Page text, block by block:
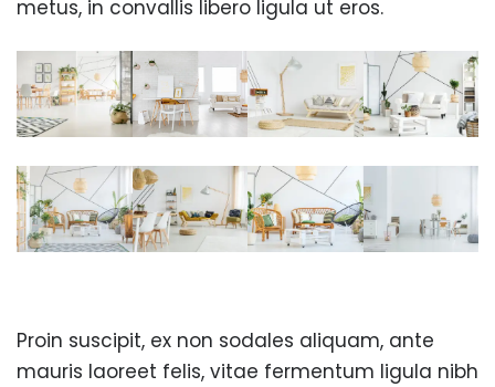
metus, in convallis libero ligula ut eros.
Proin suscipit, ex non sodales aliquam, ante
mauris laoreet felis, vitae fermentum ligula nibh